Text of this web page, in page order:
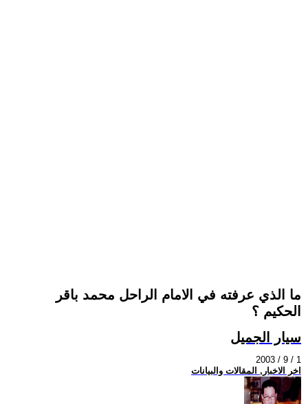
ما الذي عرفته في الامام الراحل محمد باقر
الحكيم ؟
سيار الجميل
2003 / 9 / 1
اخر الاخبار, المقالات والبيانات